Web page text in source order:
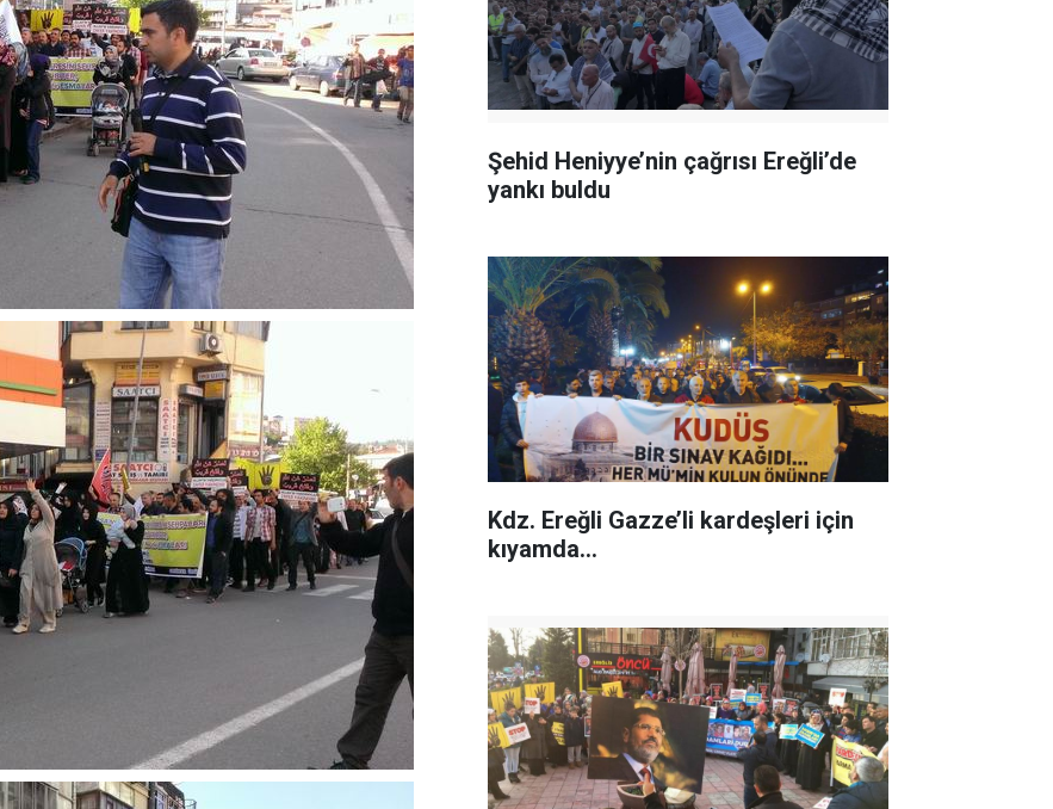
Şehid Heniyye’nin çağrısı Ereğli’de
yankı buldu
Kdz. Ereğli Gazze’li kardeşleri için
kıyamda...